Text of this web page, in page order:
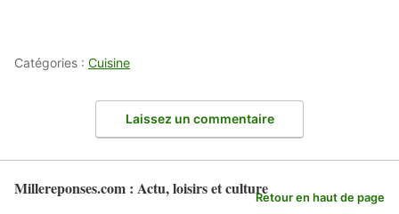
Catégories : Cuisine
Laissez un commentaire
Millereponses.com : Actu, loisirs et cultureRetour en haut de page